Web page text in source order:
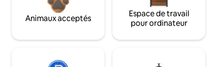
Animaux acceptés
Espace de travail
pour ordinateur